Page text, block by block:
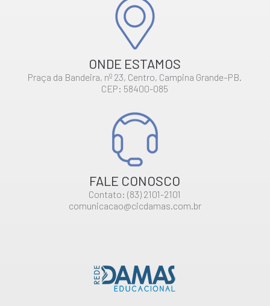
ONDE ESTAMOS
Praça da Bandeira, nº 23, Centro, Campina Grande–PB.
CEP: 58400-085
FALE CONOSCO
Contato: (83) 2101-2101
comunicacao@cicdamas.com.br